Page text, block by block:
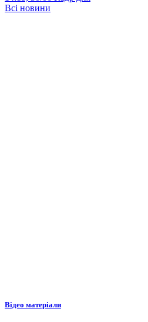
Всі новини
Відео матеріали